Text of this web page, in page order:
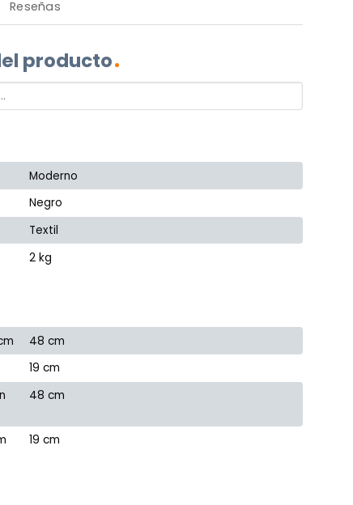
Reseñas
producto
Moderno
Negro
Textil
2 kg
48 cm
19 cm
48 cm
19 cm